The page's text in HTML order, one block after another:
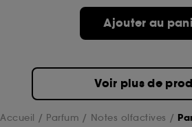
Ajouter au
Voir plus de
Accueil Parfum Notes olfactives
prolongée vous permettant
compte lors de votre prochaine
sans saisir à nouveau votre
pouvez personnaliser vos choix